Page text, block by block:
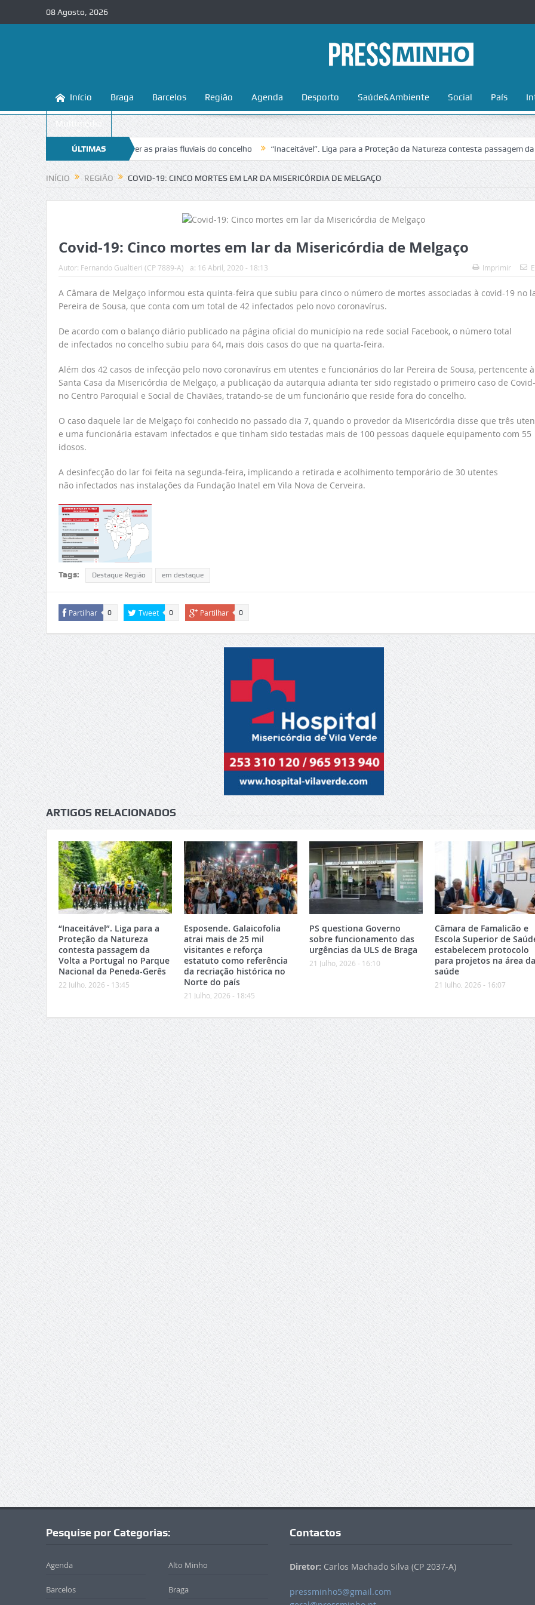
08 Agosto, 2026
Início Braga Barcelos Região Agenda Desporto Saúde&Ambiente Social País
Multimédia
ÚLTIMAS
NOTÍCIAS
a conhecer e proteger as praias fluviais do concelho “Inaceitável”. Liga para a Proteção da Natureza contesta passagem da Volta a
INÍCIO REGIÃO COVID-19: CINCO MORTES EM LAR DA MISERICÓRDIA DE MELGAÇO
Covid-19: Cinco mortes em lar da Misericórdia de Melgaço
Autor: Fernando Gualtieri (CP 7889-A) a: 16 Abril, 2020 - 18:13 Imprimir
A Câmara de Melgaço informou esta quinta-feira que subiu para cinco o número de mortes associadas à covid-19 no
Pereira de Sousa, que conta com um total de 42 infectados pelo novo coronavírus.
De acordo com o balanço diário publicado na página oficial do município na rede social Facebook, o número total
de infectados no concelho subiu para 64, mais dois casos do que na quarta-feira.
Além dos 42 casos de infecção pelo novo coronavírus em utentes e funcionários do lar Pereira de Sousa, pertencente à
Santa Casa da Misericórdia de Melgaço, a publicação da autarquia adianta ter sido registado o primeiro caso de
no Centro Paroquial e Social de Chaviães, tratando-se de um funcionário que reside fora do concelho.
O caso daquele lar de Melgaço foi conhecido no passado dia 7, quando o provedor da Misericórdia disse que três
e uma funcionária estavam infectados e que tinham sido testadas mais de 100 pessoas daquele equipamento com 55
idosos.
A desinfecção do lar foi feita na segunda-feira, implicando a retirada e acolhimento temporário de 30 utentes
não infectados nas instalações da Fundação Inatel em Vila Nova de Cerveira.
Tags: Destaque Região em destaque
Partilhar 0 Tweet 0 Partilhar 0
ARTIGOS RELACIONADOS
“Inaceitável”. Liga para a
Proteção da Natureza
contesta passagem da
Volta a Portugal no Parque
Nacional da Peneda-Gerês
22 Julho, 2026 - 13:45
Esposende. Galaicofolia
atrai mais de 25 mil
visitantes e reforça
estatuto como referência
da recriação histórica no
Norte do país
21 Julho, 2026 - 18:45
PS questiona Governo
sobre funcionamento das
urgências da ULS de Braga
21 Julho, 2026 - 16:10
Câmara de Famalicão e
Escola Superior de
estabelecem protocolo
para projetos na área da
saúde
21 Julho, 2026 - 16:07
Pesquise por Categorias:
Agenda Alto Minho
Barcelos Braga
Contactos
Diretor: Carlos Machado Silva (CP 2037-A)
pressminho5@gmail.com